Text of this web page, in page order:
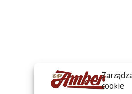
cookie